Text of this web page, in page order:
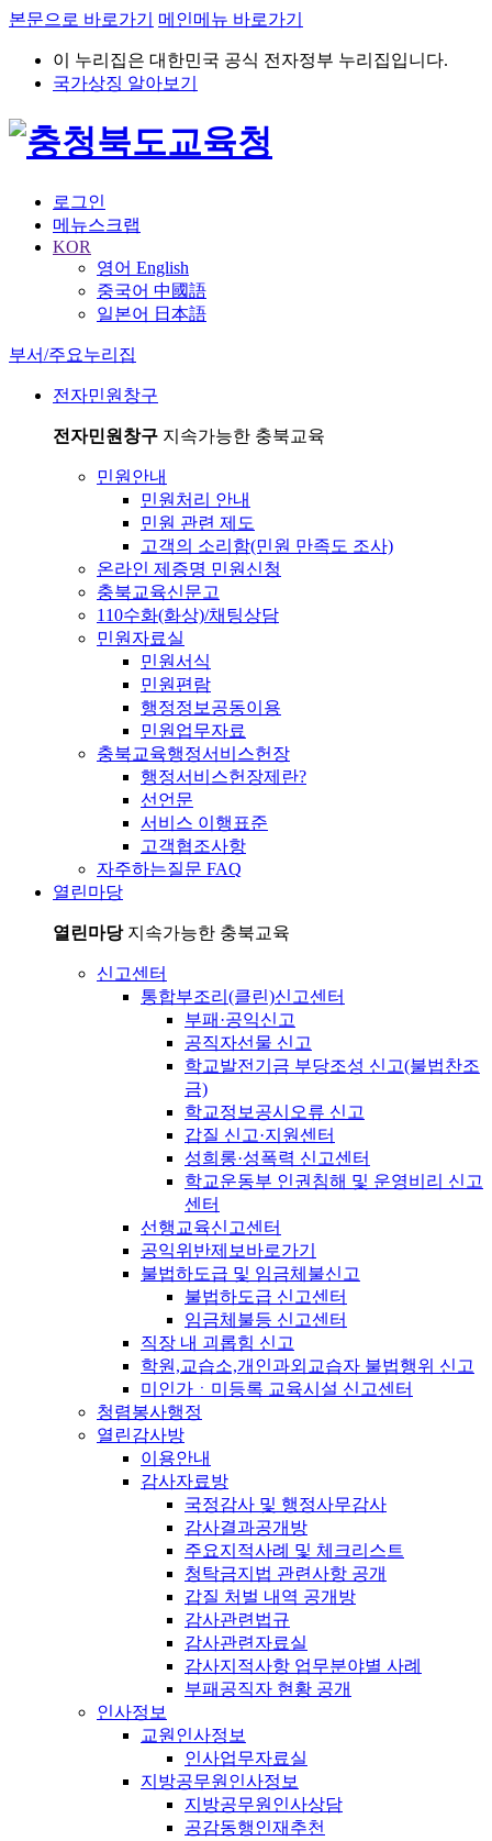
본문으로 바로가기 메인메뉴 바로가기
이 누리집은 대한민국 공식 전자정부 누리집입니다.
국가상징 알아보기
로그인
메뉴스크랩
KOR
영어 English
중국어 中國語
일본어 日本語
부서/주요누리집
전자민원창구
전자민원창구 지속가능한 충북교육
민원안내
민원처리 안내
민원 관련 제도
고객의 소리함(민원 만족도 조사)
온라인 제증명 민원신청
충북교육신문고
110수화(화상)/채팅상담
민원자료실
민원서식
민원편람
행정정보공동이용
민원업무자료
충북교육행정서비스헌장
행정서비스헌장제란?
선언문
서비스 이행표준
고객협조사항
자주하는질문 FAQ
열린마당
열린마당 지속가능한 충북교육
신고센터
통합부조리(클린)신고센터
부패·공익신고
공직자선물 신고
학교발전기금 부당조성 신고(불법찬조
금)
학교정보공시오류 신고
갑질 신고·지원센터
성희롱·성폭력 신고센터
학교운동부 인권침해 및 운영비리 신고
센터
선행교육신고센터
공익위반제보바로가기
불법하도급 및 임금체불신고
불법하도급 신고센터
임금체불등 신고센터
직장 내 괴롭힘 신고
학원,교습소,개인과외교습자 불법행위 신고
미인가ㆍ미등록 교육시설 신고센터
청렴봉사행정
열린감사방
이용안내
감사자료방
국정감사 및 행정사무감사
감사결과공개방
주요지적사례 및 체크리스트
청탁금지법 관련사항 공개
갑질 처벌 내역 공개방
감사관련법규
감사관련자료실
감사지적사항 업무분야별 사례
부패공직자 현황 공개
인사정보
교원인사정보
인사업무자료실
지방공무원인사정보
지방공무원인사상담
공감동행인재추천